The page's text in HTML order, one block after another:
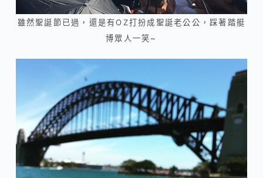
雖然聖誕節已過，還是有OZ打扮成聖誕老公公，踩著踏艇
博眾人一笑~